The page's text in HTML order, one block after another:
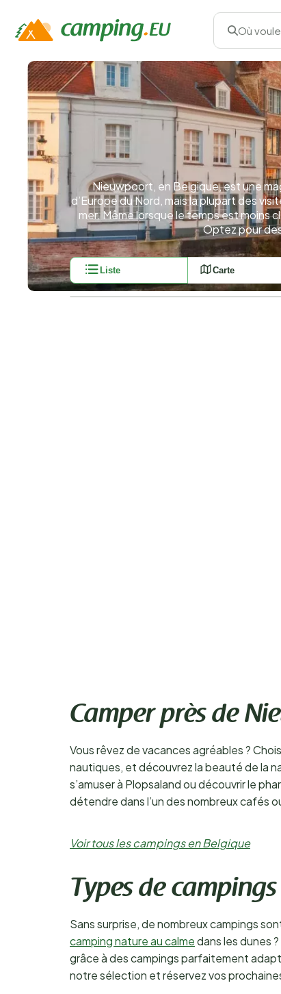
Où
Nieuwpoort, en Belgique, est une
d’Europe du Nord, mais la plupart des
mer. Même lorsque le temps est moins
Optez pour
Liste Carte
Camper près de
Vous rêvez de vacances agréables ?
nautiques, et découvrez la beauté de la
s’amuser à Plopsaland ou découvrir le
détendre dans l’un des nombreux cafés
Voir tous les campings en Belgique
Types de
Sans surprise, de nombreux campings
camping nature au calmedans les dunes
grâce à des campings parfaitement
notre sélection et réservez vos